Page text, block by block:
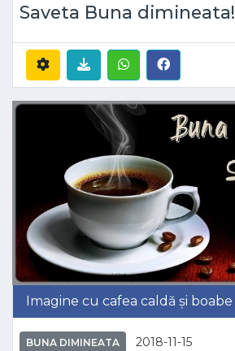
Saveta Buna dimineata!
Imagine cu cafea caldă și
BUNA DIMINEATA 2018-11-15